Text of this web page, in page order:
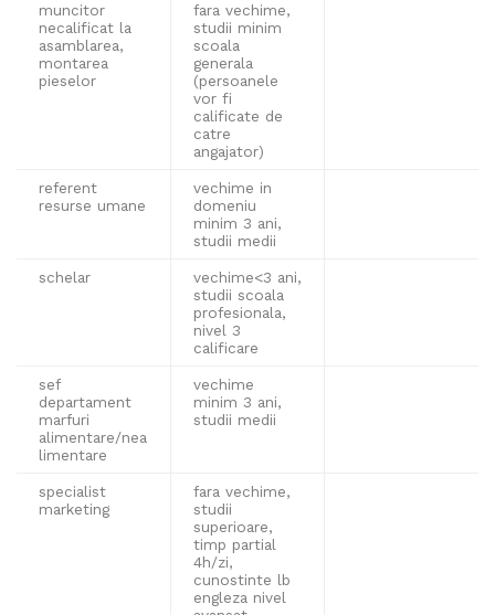
muncitor
necalificat la
asamblarea,
montarea
pieselor
fara vechime,
studii minim
scoala
generala
(persoanele
vor fi
calificate de
catre
angajator)
referent
resurse umane
vechime in
domeniu
minim 3 ani,
studii medii
schelar
vechime<3 ani,
studii scoala
profesionala,
nivel 3
calificare
sef
departament
marfuri
alimentare/nea
limentare
vechime
minim 3 ani,
studii medii
specialist
marketing
fara vechime,
studii
superioare,
timp partial
4h/zi,
cunostinte lb
engleza nivel